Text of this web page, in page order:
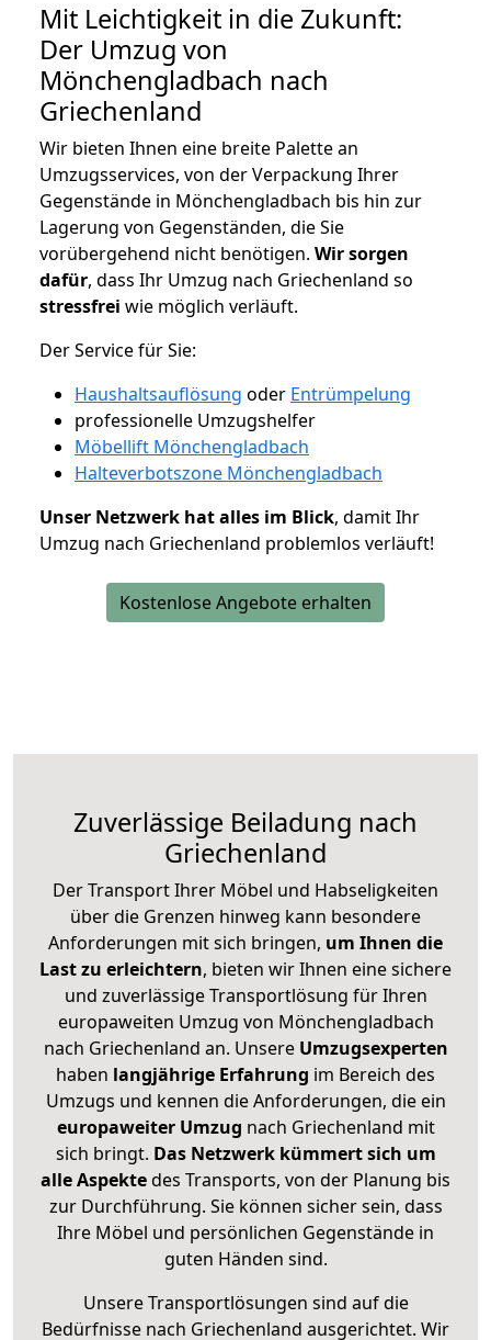
Mit Leichtigkeit in die Zukunft:
Der Umzug von
Mönchengladbach nach
Griechenland
Wir bieten Ihnen eine breite Palette an
Umzugsservices, von der Verpackung Ihrer
Gegenstände in Mönchengladbach bis hin zur
Lagerung von Gegenständen, die Sie
vorübergehend nicht benötigen. Wir sorgen
dafür, dass Ihr Umzug nach Griechenland so
stressfrei wie möglich verläuft.
Der Service für Sie:
Haushaltsauflösung oder Entrümpelung
professionelle Umzugshelfer
Möbellift Mönchengladbach
Halteverbotszone Mönchengladbach
Unser Netzwerk hat alles im Blick, damit Ihr
Umzug nach Griechenland problemlos verläuft!
Kostenlose Angebote erhalten
Zuverlässige Beiladung nach
Griechenland
Der Transport Ihrer Möbel und Habseligkeiten
über die Grenzen hinweg kann besondere
Anforderungen mit sich bringen, um Ihnen die
Last zu erleichtern, bieten wir Ihnen eine sichere
und zuverlässige Transportlösung für Ihren
europaweiten Umzug von Mönchengladbach
nach Griechenland an. Unsere Umzugsexperten
haben langjährige Erfahrung im Bereich des
Umzugs und kennen die Anforderungen, die ein
europaweiter Umzug nach Griechenland mit
sich bringt. Das Netzwerk kümmert sich um
alle Aspektedes Transports, von der Planung bis
zur Durchführung. Sie können sicher sein, dass
Ihre Möbel und persönlichen Gegenstände in
guten Händen sind.
Unsere Transportlösungen sind auf die
Bedürfnisse nach Griechenland ausgerichtet. Wir